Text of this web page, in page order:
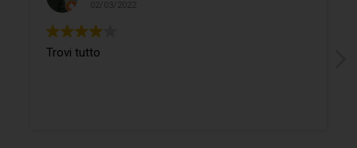
02/03/2022
Trovi tutto